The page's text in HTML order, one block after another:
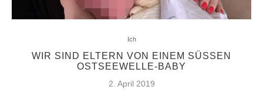
Ich
WIR SIND ELTERN VON EINEM SÜSSEN O
STSEEWELLE-BABY
2. April 2019